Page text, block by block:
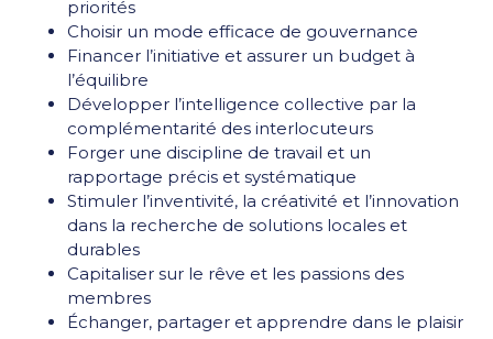
priorités
Choisir un mode efficace de gouvernance
Financer l’initiative et assurer un budget à
l’équilibre
Développer l’intelligence collective par la
complémentarité des interlocuteurs
Forger une discipline de travail et un
rapportage précis et systématique
Stimuler l’inventivité, la créativité et l’innovation
dans la recherche de solutions locales et
durables
Capitaliser sur le rêve et les passions des
membres
Échanger, partager et apprendre dans le plaisir